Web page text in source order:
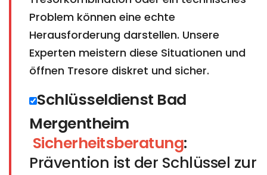
Problem können eine echte
Herausforderung darstellen. Unsere
Experten meistern diese Situationen und
öffnen Tresore diskret und sicher.
Schlüsseldienst Bad
Mergentheim​​​​​​​
Sicherheitsberatung:
Prävention ist der Schlüssel zur